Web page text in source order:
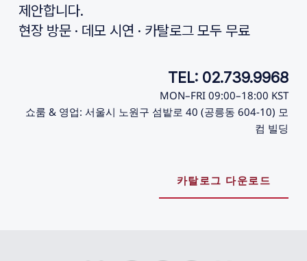
제안합니다.
현장 방문 · 데모 시연 · 카탈로그 모두 무료
TEL: 02.739.9968
MON–FRI 09:00–18:00 KST
쇼룸 & 영업: 서울시 노원구 섬밭로 40 (공릉동 604-10) 모
컴 빌딩
카탈로그 다운로드